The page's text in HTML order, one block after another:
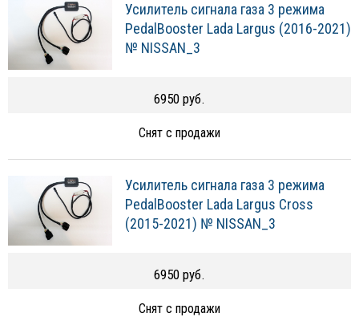
Усилитель сигнала газа 3 режима
PedalBooster Lada Largus (2016-2021)
№ NISSAN_3
6950 руб.
Снят с продажи
Усилитель сигнала газа 3 режима
PedalBooster Lada Largus Cross
(2015-2021) № NISSAN_3
6950 руб.
Снят с продажи